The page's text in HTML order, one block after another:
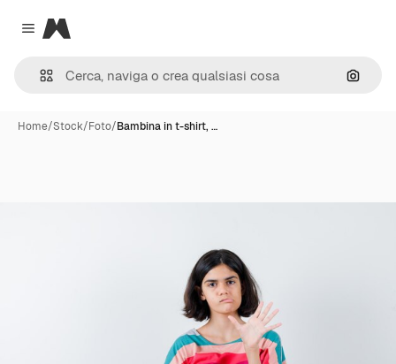
Close menu
Magnific
Cerca
Home/Stock/Foto/Bambina in t-shirt, …